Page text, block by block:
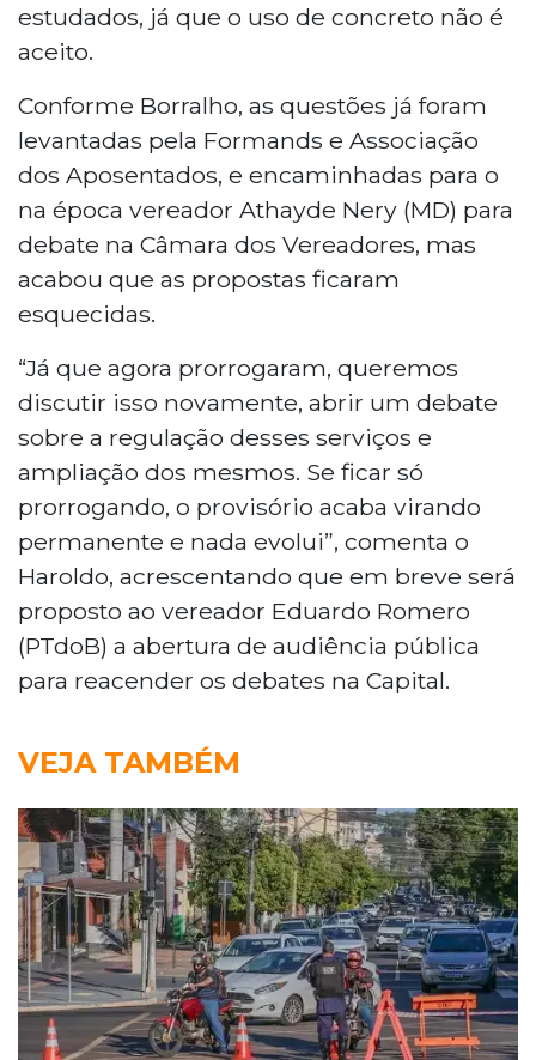
estudados, já que o uso de concreto não é
aceito.
Conforme Borralho, as questões já foram
levantadas pela Formands e Associação
dos Aposentados, e encaminhadas para o
na época vereador Athayde Nery (MD) para
debate na Câmara dos Vereadores, mas
acabou que as propostas ficaram
esquecidas.
“Já que agora prorrogaram, queremos
discutir isso novamente, abrir um debate
sobre a regulação desses serviços e
ampliação dos mesmos. Se ficar só
prorrogando, o provisório acaba virando
permanente e nada evolui”, comenta o
Haroldo, acrescentando que em breve será
proposto ao vereador Eduardo Romero
(PTdoB) a abertura de audiência pública
para reacender os debates na Capital.
VEJA TAMBÉM